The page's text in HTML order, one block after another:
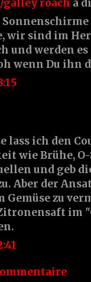
roach a
wir sind im
und werden es
wenn Du ihn
lass ich den
wie Brühe, O-
und geb
Aber der
Gemüse zu
im